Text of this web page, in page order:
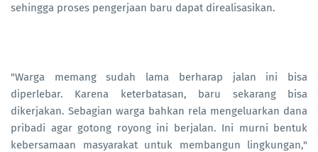
sehingga proses pengerjaan baru dapat direalisasikan.
"Warga memang sudah lama berharap jalan ini bisa
diperlebar. Karena keterbatasan, baru sekarang bisa
dikerjakan. Sebagian warga bahkan rela mengeluarkan dana
pribadi agar gotong royong ini berjalan. Ini murni bentuk
kebersamaan masyarakat untuk membangun lingkungan,"